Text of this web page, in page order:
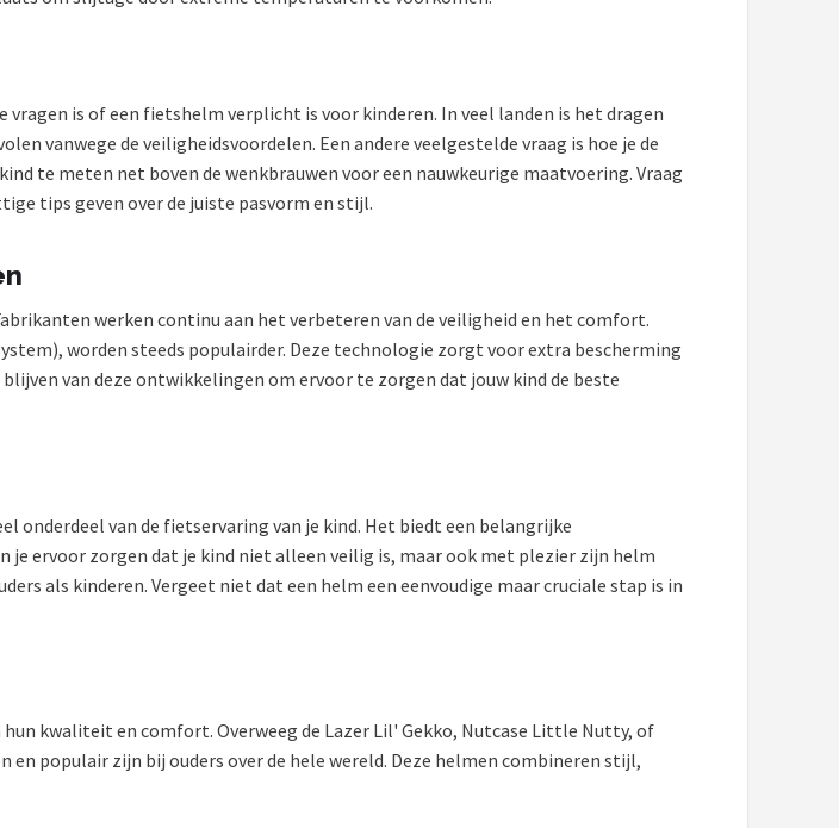
is of een fietshelm verplicht is voor kinderen. In veel landen is het dragen
vanwege de veiligheidsvoordelen. Een andere veelgestelde vraag is hoe je de
te meten net boven de wenkbrauwen voor een nauwkeurige maatvoering. Vraag
tips geven over de juiste pasvorm en stijl.
werken continu aan het verbeteren van de veiligheid en het comfort.
worden steeds populairder. Deze technologie zorgt voor extra bescherming
van deze ontwikkelingen om ervoor te zorgen dat jouw kind de beste
onderdeel van de fietservaring van je kind. Het biedt een belangrijke
ervoor zorgen dat je kind niet alleen veilig is, maar ook met plezier zijn helm
als kinderen. Vergeet niet dat een helm een eenvoudige maar cruciale stap is in
kwaliteit en comfort. Overweeg de Lazer Lil' Gekko, Nutcase Little Nutty, of
populair zijn bij ouders over de hele wereld. Deze helmen combineren stijl,